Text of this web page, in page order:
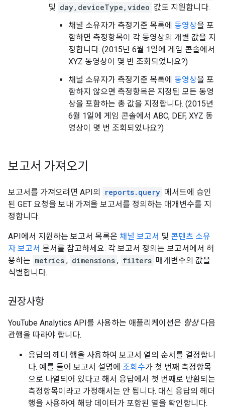
및 day,deviceType,video 값도 지원합니다.
채널 소유자가 측정기준 목록에 동영상을 포
함하면 측정항목이 각 동영상의 개별 값을 지
정합니다. (2015년 6월 1일에 게임 콘솔에서
XYZ 동영상이 몇 번 조회되었나요?)
채널 소유자가 측정기준 목록에 동영상을 포
함하지 않으면 측정항목은 지정된 모든 동영
상을 포함하는 총 값을 지정합니다. (2015년
6월 1일에 게임 콘솔에서 ABC, DEF, XYZ 동
영상이 몇 번 조회되었나요?)
보고서 가져오기
보고서를 가져오려면 API의 reports.query 메서드에 승인
된 GET 요청을 보내 가져올 보고서를 정의하는 매개변수를 지
정합니다.
API에서 지원하는 보고서 목록은 채널 보고서 및 콘텐츠 소유
자 보고서 문서를 참고하세요. 각 보고서 정의는 보고서에서 허
용하는 metrics , dimensions , filters 매개변수의 값을
식별합니다.
권장사항
YouTube Analytics API를 사용하는 애플리케이션은 항상다음
관행을 따라야 합니다.
응답의 헤더 행을 사용하여 보고서 열의 순서를 결정합니
다. 예를 들어 보고서 설명에 조회수가 첫 번째 측정항목
으로 나열되어 있다고 해서 응답에서 첫 번째로 반환되는
측정항목이라고 가정해서는 안 됩니다. 대신 응답의 헤더
행을 사용하여 해당 데이터가 포함된 열을 확인합니다.